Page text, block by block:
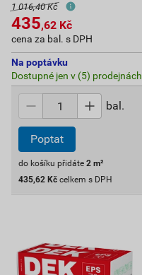
1 016,40 Kč
435,62 Kč
cena za bal. s DPH
Na poptávku
Dostupné jen v (5) prodejnách
bal.
Poptat
do košíku přidáte 2 m²
435,62 Kč celkem s DPH